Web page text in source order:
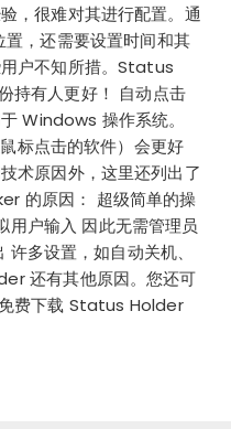
，很难对其进行配置。通
，还需要设置时间和其
户不知所措。Status
持有人更好！ 自动点击
Windows 操作系统。
标点击的软件）会更好
术原因外，这里还列出了
的原因： 超级简单的操
用户输入 因此无需管理员
多设置，如自动关机、
还有其他原因。您还可
费下载 Status Holder